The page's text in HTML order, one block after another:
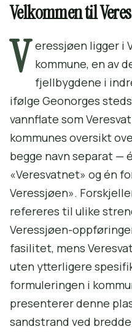
Velkommen til
V eressjøen ligger i
kommune, en av
fjellbygdene i
ifølge Geonorges
vannflate som
kommunes oversikt
begge navn separat —
«Veresvatnet» og én
Veressjøen».
refereres til ulike
Veressjøen-
fasilitet, mens
uten ytterligere
formuleringen i
presenterer denne
sandstrand ved